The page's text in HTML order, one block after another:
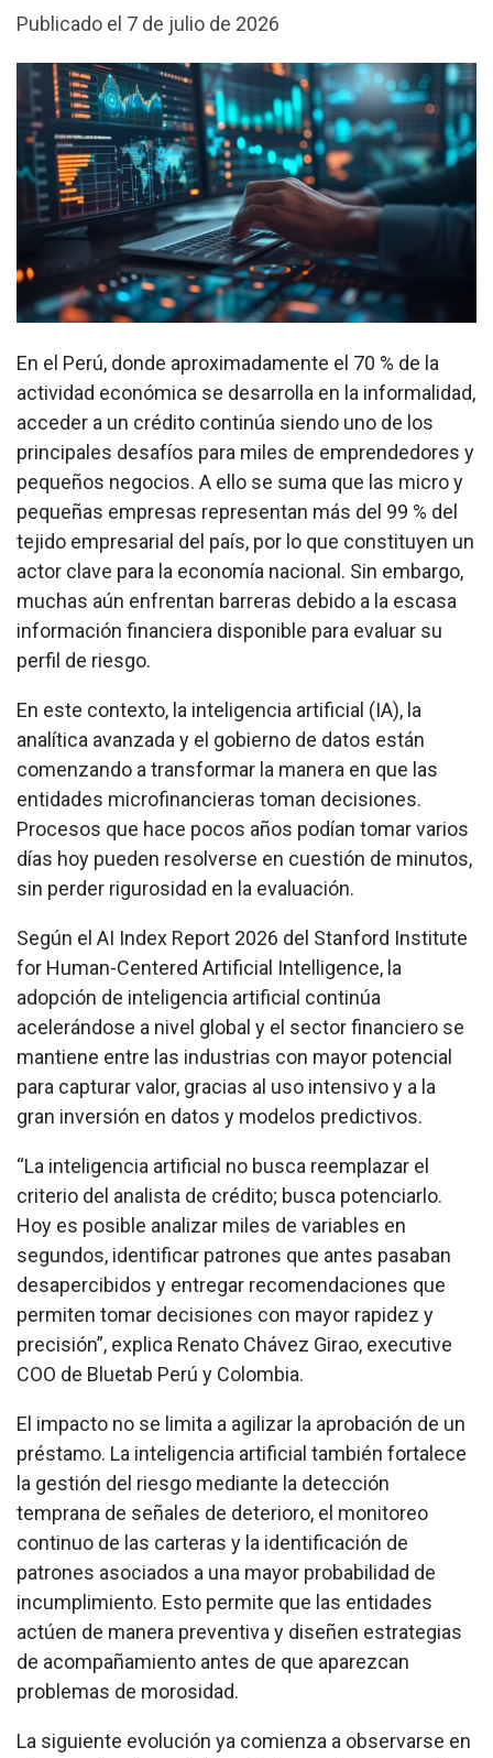
Publicado el 7 de julio de 2026
En el Perú, donde aproximadamente el 70 % de la
actividad económica se desarrolla en la informalidad,
acceder a un crédito continúa siendo uno de los
principales desafíos para miles de emprendedores y
pequeños negocios. A ello se suma que las micro y
pequeñas empresas representan más del 99 % del
tejido empresarial del país, por lo que constituyen un
actor clave para la economía nacional. Sin embargo,
muchas aún enfrentan barreras debido a la escasa
información financiera disponible para evaluar su
perfil de riesgo.
En este contexto, la inteligencia artificial (IA), la
analítica avanzada y el gobierno de datos están
comenzando a transformar la manera en que las
entidades microfinancieras toman decisiones.
Procesos que hace pocos años podían tomar varios
días hoy pueden resolverse en cuestión de minutos,
sin perder rigurosidad en la evaluación.
Según el AI Index Report 2026 del Stanford Institute
for Human-Centered Artificial Intelligence, la
adopción de inteligencia artificial continúa
acelerándose a nivel global y el sector financiero se
mantiene entre las industrias con mayor potencial
para capturar valor, gracias al uso intensivo y a la
gran inversión en datos y modelos predictivos.
“La inteligencia artificial no busca reemplazar el
criterio del analista de crédito; busca potenciarlo.
Hoy es posible analizar miles de variables en
segundos, identificar patrones que antes pasaban
desapercibidos y entregar recomendaciones que
permiten tomar decisiones con mayor rapidez y
precisión”, explica Renato Chávez Girao, executive
COO de Bluetab Perú y Colombia.
El impacto no se limita a agilizar la aprobación de un
préstamo. La inteligencia artificial también fortalece
la gestión del riesgo mediante la detección
temprana de señales de deterioro, el monitoreo
continuo de las carteras y la identificación de
patrones asociados a una mayor probabilidad de
incumplimiento. Esto permite que las entidades
actúen de manera preventiva y diseñen estrategias
de acompañamiento antes de que aparezcan
problemas de morosidad.
La siguiente evolución ya comienza a observarse en